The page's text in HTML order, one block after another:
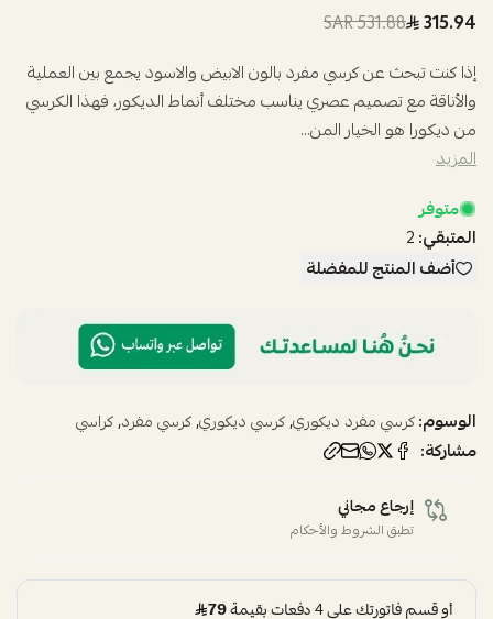
315.94
531.88 SAR
إذا كنت تبحث عن كرسي مفرد بالون الابيض والاسود يجمع بين العملية
والأناقة مع تصميم عصري يناسب مختلف أنماط الديكور، فهذا الكرسي
من ديكورا هو الخيار المن...
المزيد
متوفر
المتبقي:2
أضف المنتج للمفضلة
الوسوم:كرسي مفرد ديكوري,كرسي ديكوري,كرسي مفرد,كراسي
مشاركة:
إرجاع مجاني
تطبق الشروط والأحكام